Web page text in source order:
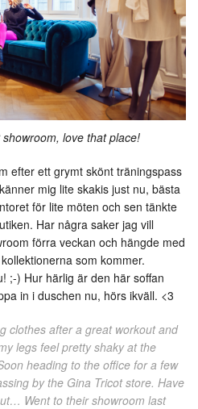
love that place!
efter ett grymt skönt träningspass
mig lite skakis just nu, bästa
för lite möten och sen tänkte
Har några saker jag vill
förra veckan och hängde med
som kommer.
;-) Hur härlig är den här soffan
in i duschen nu, hörs ikväll. <3
clothes after a great workout and
legs feel pretty shaky at the
heading to the office for a few
by the Gina Tricot store. Have
Went to their showroom last